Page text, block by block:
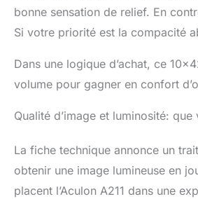
bonne sensation de relief. En
Si votre priorité est la compacité
Dans une logique d’achat, ce
volume pour gagner en confort
Qualité d’image et luminosité:
La fiche technique annonce un
obtenir une image lumineuse en
placent l’Aculon A211 dans une